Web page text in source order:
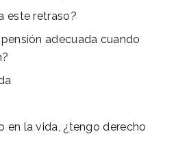
este retraso?
adecuada cuando
en la vida, ¿tengo derecho